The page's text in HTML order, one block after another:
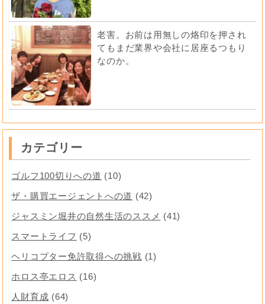
老害。お前は用無しの烙印を押され
てもまだ業界や会社に居座るつもり
なのか。
カテゴリー
ゴルフ100切りへの道 (10)
ザ・購買エージェントへの道 (42)
ジャスミン堀井の自然生活のススメ (41)
スマートライフ (5)
ヘリコプター免許取得への挑戦 (1)
ホロス亭エロス (16)
人財育成 (64)